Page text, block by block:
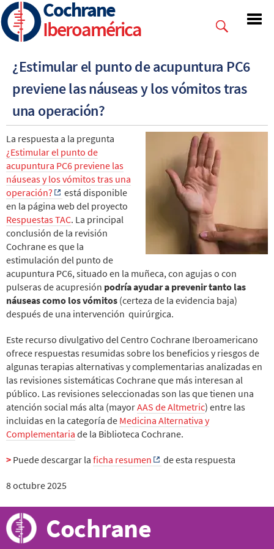
Skip
to
main
Cochrane
Iberoamérica
¿Estimular el punto de acupuntura PC6
previene las náuseas y los vómitos tras
una operación?
La respuesta a la pregunta
¿Estimular el punto de
acupuntura PC6 previene las
náuseas y los vómitos tras una
operación?
está disponible
en la página web del proyecto
Respuestas TAC. La principal
conclusión de la revisión
Cochrane es que la
estimulación del punto de
acupuntura PC6, situado en la muñeca, con agujas o con
pulseras de acupresión podría ayudar a prevenir tanto las
náuseas como los vómitos (certeza de la evidencia baja)
después de una intervención quirúrgica.
Este recurso divulgativo del Centro Cochrane Iberoamericano
ofrece respuestas resumidas sobre los beneficios y riesgos de
algunas terapias alternativas y complementarias analizadas en
las revisiones sistemáticas Cochrane que más interesan al
público. Las revisiones seleccionadas son las que tienen una
atención social más alta (mayorAAS de Altmetric) entre las
incluidas en la categoría de Medicina Alternativa y
Complementaria de la Biblioteca Cochrane.
> Puede descargar la ficha resumen de esta respuesta
8 octubre 2025
Cochrane